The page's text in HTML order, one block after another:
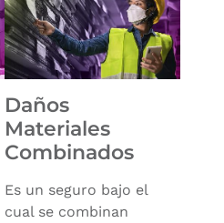
Daños
Materiales
Combinados
Es un seguro bajo el
cual se combinan